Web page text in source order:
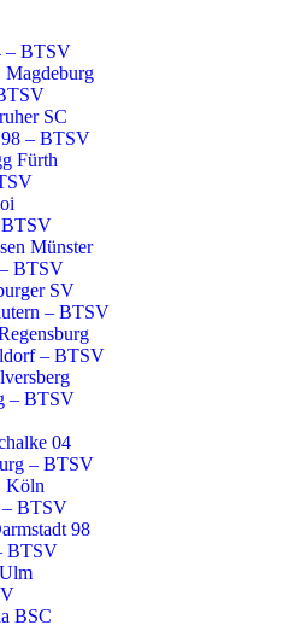
– BTSV
SC
– BTSV
Fürth
BTSV
Münster
BTSV
SV
– BTSV
– BTSV
– BTSV
04
– BTSV
Köln
– BTSV
98
BTSV
BSC